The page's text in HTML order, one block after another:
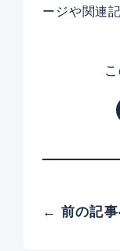
ージや関連
← 前の記